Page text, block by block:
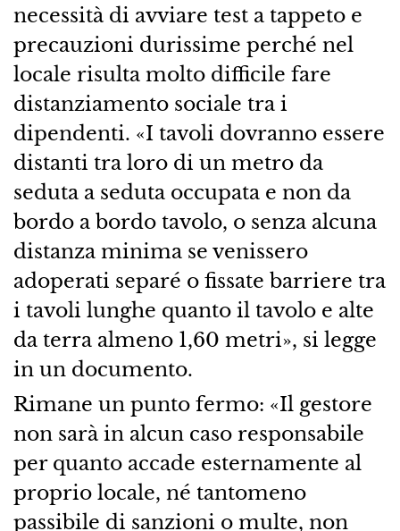
necessità di avviare test a tappeto e
precauzioni durissime perché nel
locale risulta molto difficile fare
distanziamento sociale tra i
dipendenti. «I tavoli dovranno essere
distanti tra loro di un metro da
seduta a seduta occupata e non da
bordo a bordo tavolo, o senza alcuna
distanza minima se venissero
adoperati separé o fissate barriere tra
i tavoli lunghe quanto il tavolo e alte
da terra almeno 1,60 metri», si legge
in un documento.
Rimane un punto fermo: «Il gestore
non sarà in alcun caso responsabile
per quanto accade esternamente al
proprio locale, né tantomeno
passibile di sanzioni o multe, non